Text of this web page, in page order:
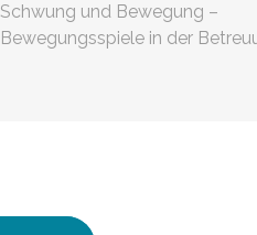
Schwung und Bewegung –
Bewegungsspiele in der